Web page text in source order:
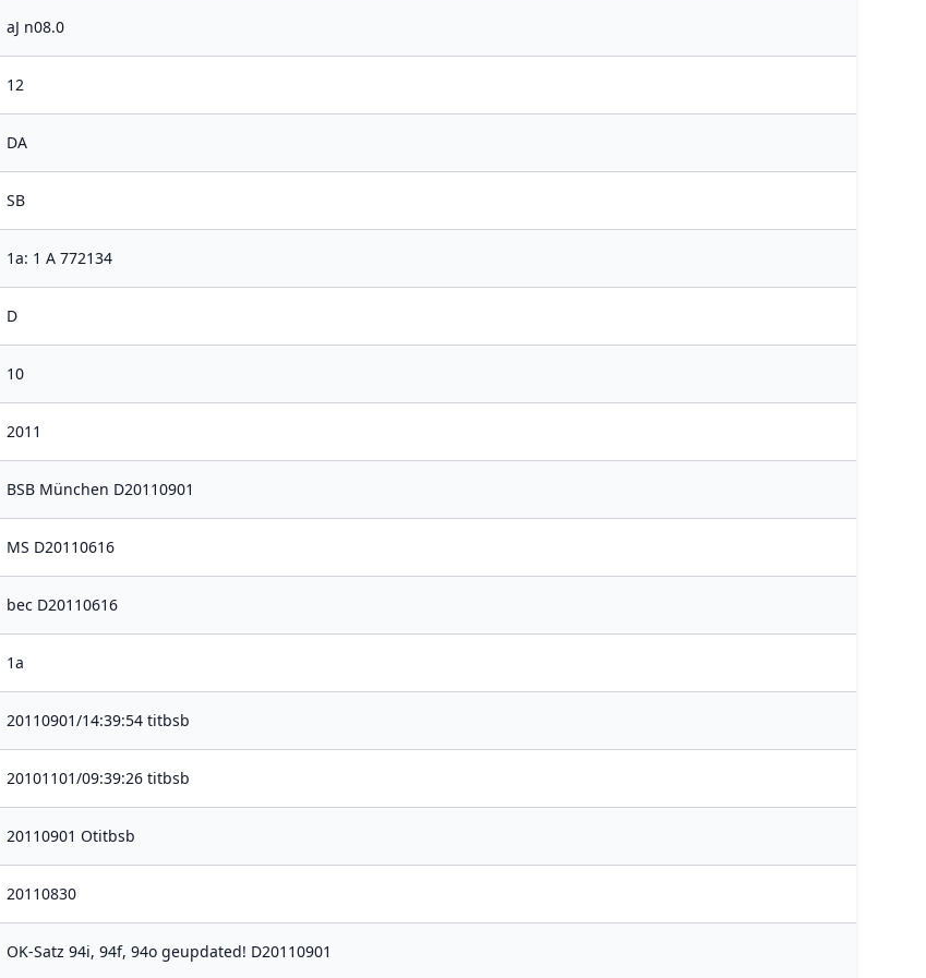
aJ n08.0
12
DA
SB
1a: 1 A 772134
D
10
2011
BSB München D20110901
MS D20110616
bec D20110616
1a
20110901/14:39:54 titbsb
20101101/09:39:26 titbsb
20110901 Otitbsb
20110830
OK-Satz 94i, 94f, 94o geupdated! D20110901